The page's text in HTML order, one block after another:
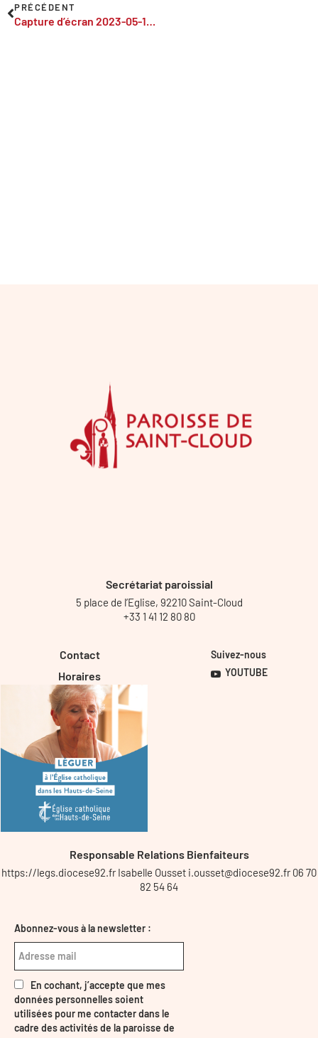
PRÉCÉDENT
Capture d’écran 2023-05-10 à 15.43.35
Secrétariat paroissial
5 place de l’Eglise, 92210 Saint-Cloud
+33 1 41 12 80 80
Contact
Horaires
Suivez-nous
YOUTUBE
Responsable Relations Bienfaiteurs
https://legs.diocese92.fr Isabelle Ousset i.ousset@diocese92.fr 06 70
82 54 64
Abonnez-vous à la newsletter :
En cochant, j’accepte que mes
données personnelles soient
utilisées pour me contacter dans le
cadre des activités de la paroisse de